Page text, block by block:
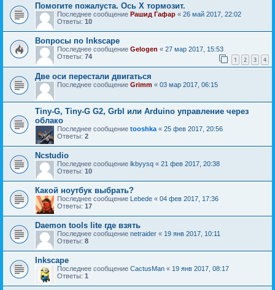
Помогите пожалуста. Ось Х тормозит.
Последнее сообщение Рашид Гафар « 26 май 2017, 22:02
Ответы: 10
Вопросы по Inkscape
Последнее сообщение Gelogen « 27 мар 2017, 15:53
Ответы: 74 1 2 3 4
Две оси перестали двигаться
Последнее сообщение Grimm « 03 мар 2017, 06:15
Tiny-G, Tiny-G G2, Grbl или Arduino управление через
облако
Последнее сообщение tooshka« 25 фев 2017, 20:56
Ответы: 2
Ncstudio
Последнее сообщение lkbyysq « 21 фев 2017, 20:38
Ответы: 10
Какой ноутбук выбрать?
Последнее сообщение Lebede « 04 фев 2017, 17:36
Ответы: 17
Daemon tools lite где взять
Последнее сообщение netraider « 19 янв 2017, 10:11
Ответы: 8
Inkscape
Последнее сообщение CactusMan « 19 янв 2017, 08:17
Ответы: 1